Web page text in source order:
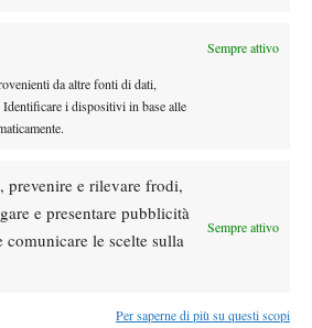
Sempre attivo
da altre fonti di dati,
i dispositivi in base alle
prevenire e rilevare frodi,
e presentare pubblicità
comunicare le scelte sulla
Sempre attivo
Per saperne di più su questi scopi
, P.iva 14250480960